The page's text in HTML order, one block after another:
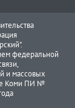
федеральной
и массовых
Коми ПИ №